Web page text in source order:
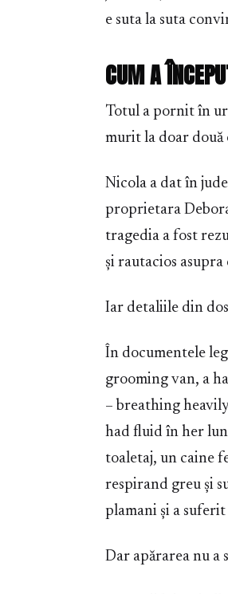
e suta la suta
CUM A
Totul a pornit în
murit la doar două
Nicola a dat în
proprietara
tragedia a fost
și rautacios asupra
Iar detaliile din
În documentele
grooming van, a
– breathing
had fluid în her
toaletaj, un caine
respirand greu și
plamani și a
Dar apărarea nu a